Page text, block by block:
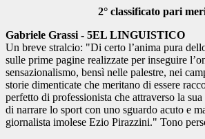
2° classificato pari
Gabriele Grassi - 5EL LINGUISTICO
Un breve stralcio: "Di certo l’anima pura
sulle prime pagine realizzate per inseguire
sensazionalismo, bensì nelle palestre, nei
storie dimenticate che meritano di essere
perfetto di professionista che attraverso la sua
di narrare lo sport con uno sguardo acuto e
giornalista imolese Ezio Pirazzini." Tono